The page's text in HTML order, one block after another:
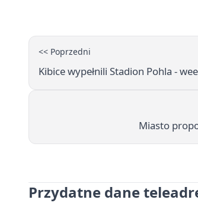
<< Poprzedni
Kibice wypełnili Stadion Pohla -
Miasto
Przydatne dane